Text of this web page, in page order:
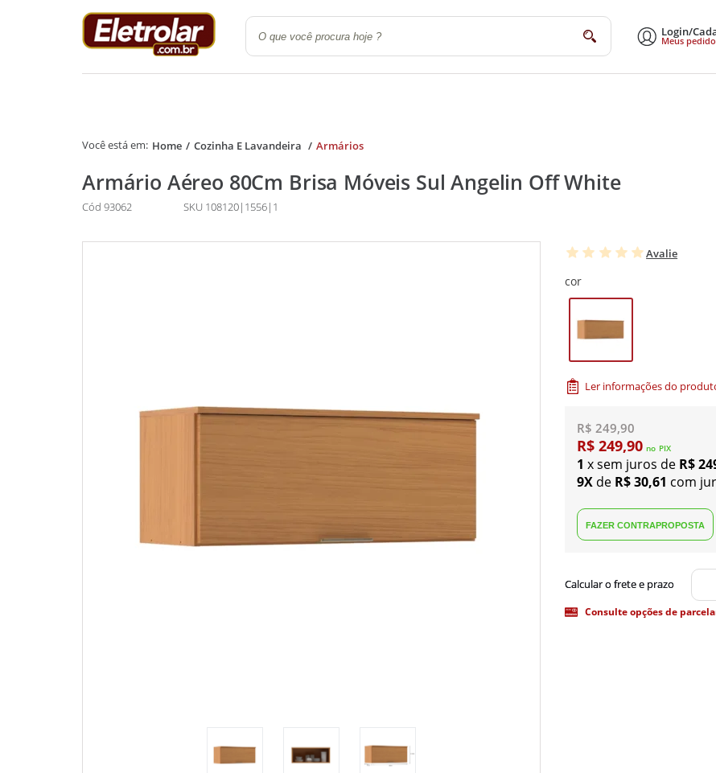
Login/
Meus
Quarto Utilidades Domésticas
Home Cozinha E Lavandeira Armários
Armário Aéreo 80Cm Brisa Móveis Sul Angelin Off White
Cód 93062 SKU 108120|1556|1
Avalie
cor
Ler informações do
R$ 249,90
R$ 249,90 no PIX
1 x sem juros de R$
9X de R$ 30,61 com
Consulte opções de